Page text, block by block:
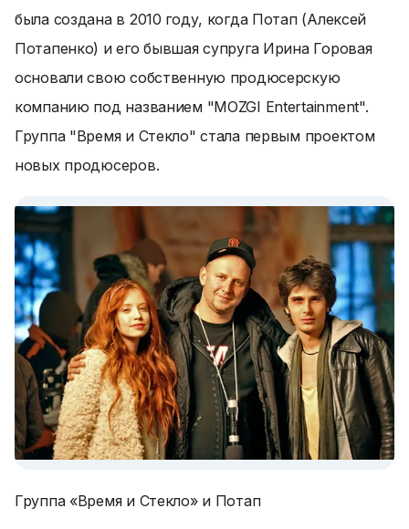
была создана в 2010 году, когда Потап (Алексей
Потапенко) и его бывшая супруга Ирина Горовая
основали свою собственную продюсерскую
компанию под названием "MOZGI Entertainment".
Группа "Время и Стекло" стала первым проектом
новых продюсеров.
Группа «Время и Стекло» и Потап